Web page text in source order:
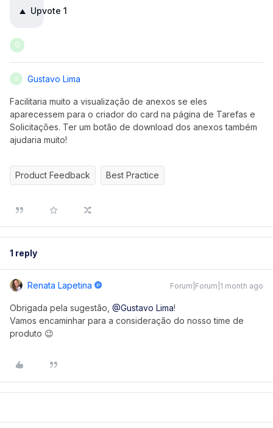
Upvote 1
G
G Gustavo Lima
Facilitaria muito a visualização de anexos se eles
aparecessem para o criador do card na página de Tarefas e
Solicitações. Ter um botão de download dos anexos também
ajudaria muito!
Product Feedback Best Practice
1 reply
Renata Lapetina Forum|Forum|1 month ago
Obrigada pela sugestão, ​ @Gustavo Lima!
Vamos encaminhar para a consideração do nosso time de
produto 😉